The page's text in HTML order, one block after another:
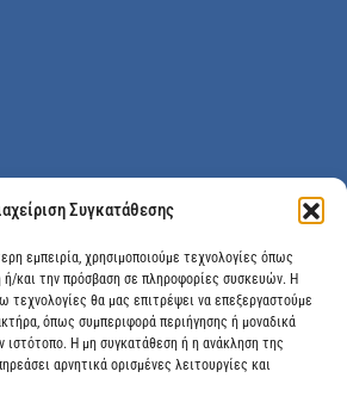
Συγκατάθεσης
εμπειρία, χρησιμοποιούμε τεχνολογίες όπως
ή/και την πρόσβαση σε πληροφορίες συσκευών. Η
τεχνολογίες θα μας επιτρέψει να επεξεργαστούμε
όπως συμπεριφορά περιήγησης ή μοναδικά
ιστότοπο. Η μη συγκατάθεση ή η ανάκληση της
αρνητικά ορισμένες λειτουργίες και